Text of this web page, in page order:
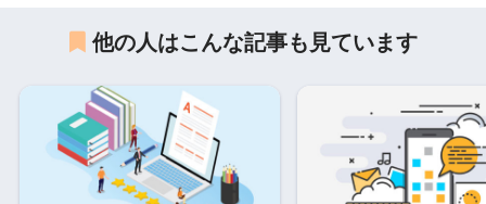
他の人はこんな記事も見ています